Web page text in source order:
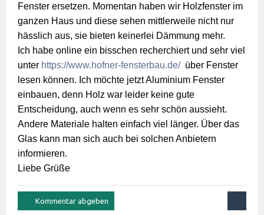
Fenster ersetzen. Momentan haben wir Holzfenster im
ganzen Haus und diese sehen mittlerweile nicht nur
hässlich aus, sie bieten keinerlei Dämmung mehr.
Ich habe online ein bisschen recherchiert und sehr viel
unter https://www.hofner-fensterbau.de/
  über Fenster
lesen können. Ich möchte jetzt Aluminium Fenster
einbauen, denn Holz war leider keine gute
Entscheidung, auch wenn es sehr schön aussieht.
Andere Materiale halten einfach viel länger. Über das
Glas kann man sich auch bei solchen Anbietern
informieren.
Liebe Grüße